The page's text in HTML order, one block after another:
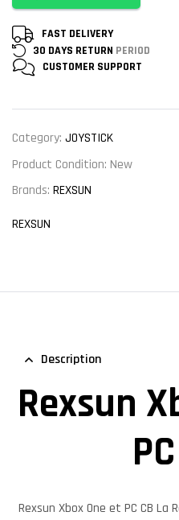
FAST DELIVERY
30 DAYS RETURN PERIOD
CUSTOMER SUPPORT
Category: JOYSTICK
Product Condition: New
Brands: REXSUN
REXSUN
Description
Rexsun
Rexsun Xbox One et PC CB La